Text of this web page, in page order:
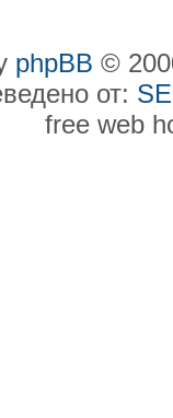
phpBB ©
от:
free web